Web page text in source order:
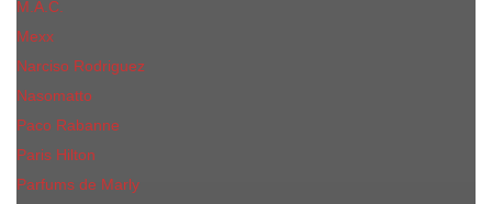
M.А.C.
Mexx
Narciso Rodriguez
Nasomatto
Paco Rabanne
Paris Hilton
Parfums de Marly